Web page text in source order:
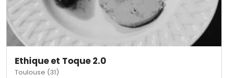
Ethique et Toque 2.0
Toulouse (31)